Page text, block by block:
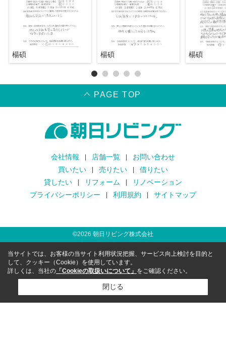
楊碩 楊碩 楊碩
PAGE TOP
会社情報 店舗一覧
お問い合わせ
買いたい
売りたい
借りたい
貸したい
リフォーム
リノベーション
プライバシーポリシー
利用規約 サイトマップ
©2026 朝日リビング株式会社
当サイトでは、お客様の当サイト利用状況把握、サービス向上検討を目的と
して、クッキー（Cookie）を使用しています。
詳しくは、当社の 「Cookieの取扱いについて」 をご確認ください。
閉じる